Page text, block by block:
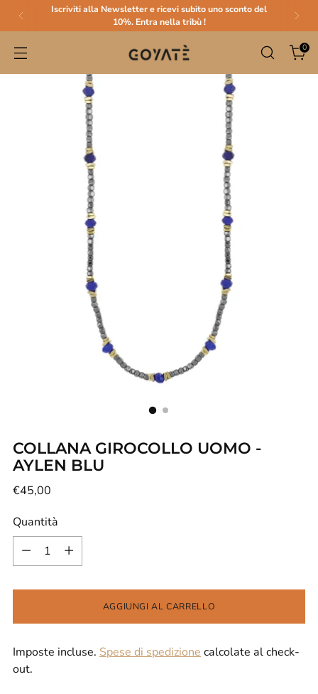
Iscriviti alla Newsletter e ricevi subito uno sconto del
10%. Entra nella tribù !
0
COLLANA GIROCOLLO UOMO -
AYLEN BLU
Prezzo
listino
€45,00
Quantità
Quantità
AGGIUNGI AL CARRELLO
Imposte incluse. Spese di spedizione calcolate al check-
out.